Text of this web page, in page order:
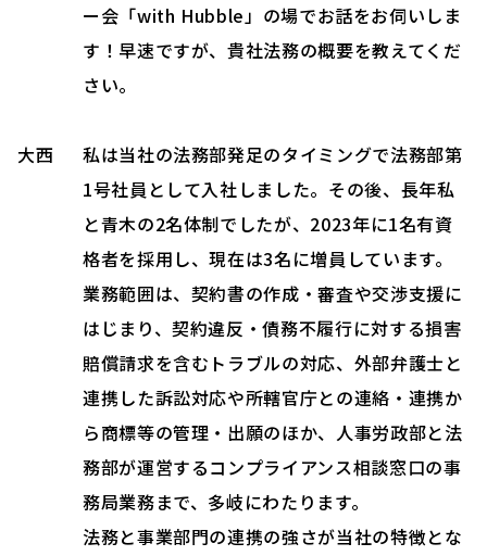
ー会「with Hubble」の場でお話をお伺いしま
す！早速ですが、貴社法務の概要を教えてくだ
さい。
大西
私は当社の法務部発足のタイミングで法務部第
1号社員として入社しました。その後、長年私
と青木の2名体制でしたが、2023年に1名有資
格者を採用し、現在は3名に増員しています。
業務範囲は、契約書の作成・審査や交渉支援に
はじまり、契約違反・債務不履行に対する損害
賠償請求を含むトラブルの対応、外部弁護士と
連携した訴訟対応や所轄官庁との連絡・連携か
ら商標等の管理・出願のほか、人事労政部と法
務部が運営するコンプライアンス相談窓口の事
務局業務まで、多岐にわたります。
法務と事業部門の連携の強さが当社の特徴とな